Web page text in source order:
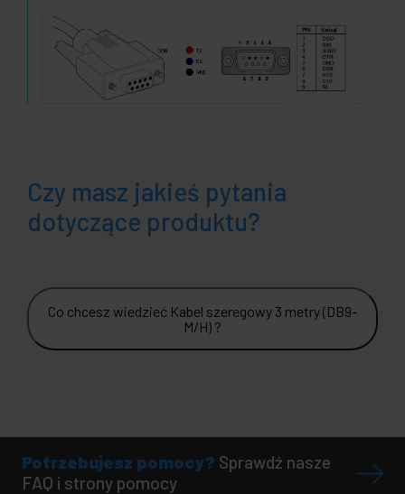
Czy masz jakieś pytania
dotyczące produktu?
Co chcesz wiedzieć Kabel szeregowy 3 metry (DB9-
M/H) ?
Potrzebujesz pomocy? Sprawdź nasze
FAQ i strony pomocy